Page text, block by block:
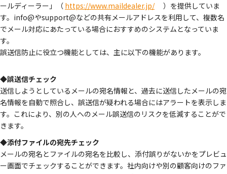
ールディーラー」（ https://www.maildealer.jp/
）を提供していま
す。info@やsupport@などの共有メールアドレスを利用して、複数名
でメール対応にあたっている場合におすすめのシステムとなっていま
す。
誤送信防止に役立つ機能としては、主に以下の機能があります。
◆誤送信チェック
送信しようとしているメールの宛名情報と、過去に送信したメールの宛
名情報を自動で照合し、誤送信が疑われる場合にはアラートを表示しま
す。これにより、別の人へのメール誤送信のリスクを低減することがで
きます。
◆添付ファイルの宛先チェック
メールの宛名とファイルの宛名を比較し、添付誤りがないかをプレビュ
ー画面でチェックすることができます。社内向けや別の顧客向けのファ